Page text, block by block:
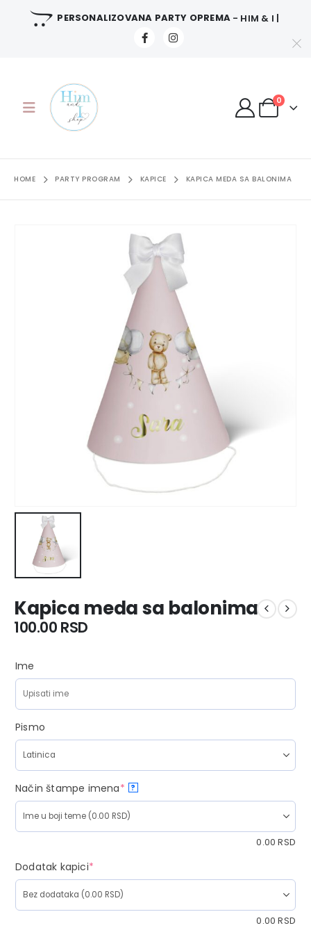
PERSONALIZOVANA PARTY OPREMA - HIM & I |
0
HOME PARTY PROGRAM KAPICE KAPICA MEDA SA BALONIMA
Kapica meda sa balonima
100.00 RSD
Ime
Pismo
Način štampe imena* ?
0.00RSD
Dodatak kapici*
0.00RSD